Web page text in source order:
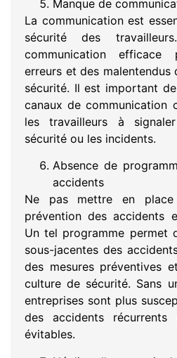
Manque de
La communication est
sécurité des
communication
erreurs et des
sécurité. Il est important
canaux de communication
les travailleurs à
sécurité ou les incidents.
Absence de
accidents
Ne pas mettre en
prévention des accidents
Un tel programme permet
sous-jacentes des
des mesures préventives
culture de sécurité. Sans
entreprises sont plus
des accidents
évitables.